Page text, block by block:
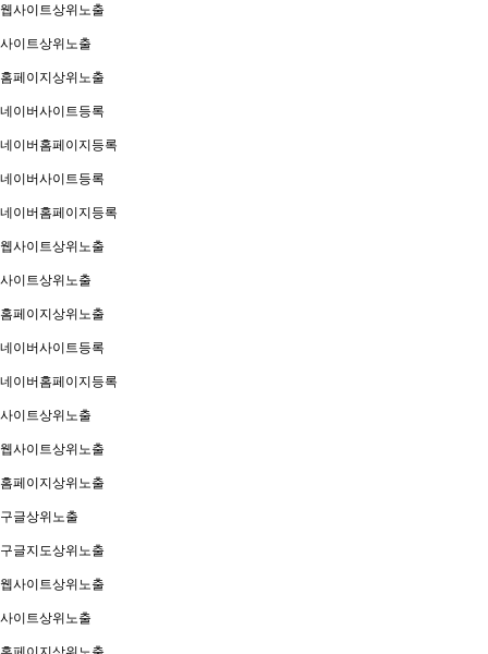
웹사이트상위노출
사이트상위노출
홈페이지상위노출
네이버사이트등록
네이버홈페이지등록
네이버사이트등록
네이버홈페이지등록
웹사이트상위노출
사이트상위노출
홈페이지상위노출
네이버사이트등록
네이버홈페이지등록
사이트상위노출
웹사이트상위노출
홈페이지상위노출
구글상위노출
구글지도상위노출
웹사이트상위노출
사이트상위노출